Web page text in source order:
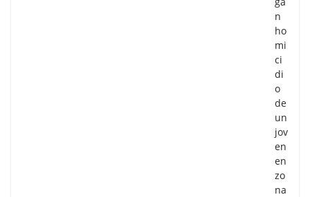
n
ho
mi
ci
di
o
de
un
jov
en
en
zo
na